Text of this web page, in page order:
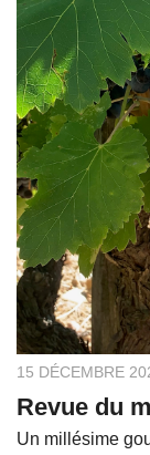
15 DÉCEMBRE
Revue du
Un millésime